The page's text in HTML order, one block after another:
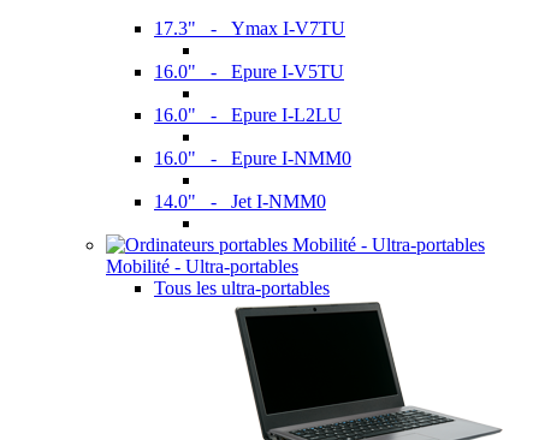
17.3" - Ymax I-V7TU
16.0" - Epure I-V5TU
16.0" - Epure I-L2LU
16.0" - Epure I-NMM0
14.0" - Jet I-NMM0
Mobilité - Ultra-portables
Tous les ultra-portables